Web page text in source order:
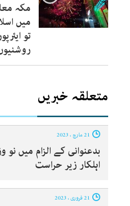
مکہ
میں
تو
متعلقہ خبریں
اہلکار زیر حراست